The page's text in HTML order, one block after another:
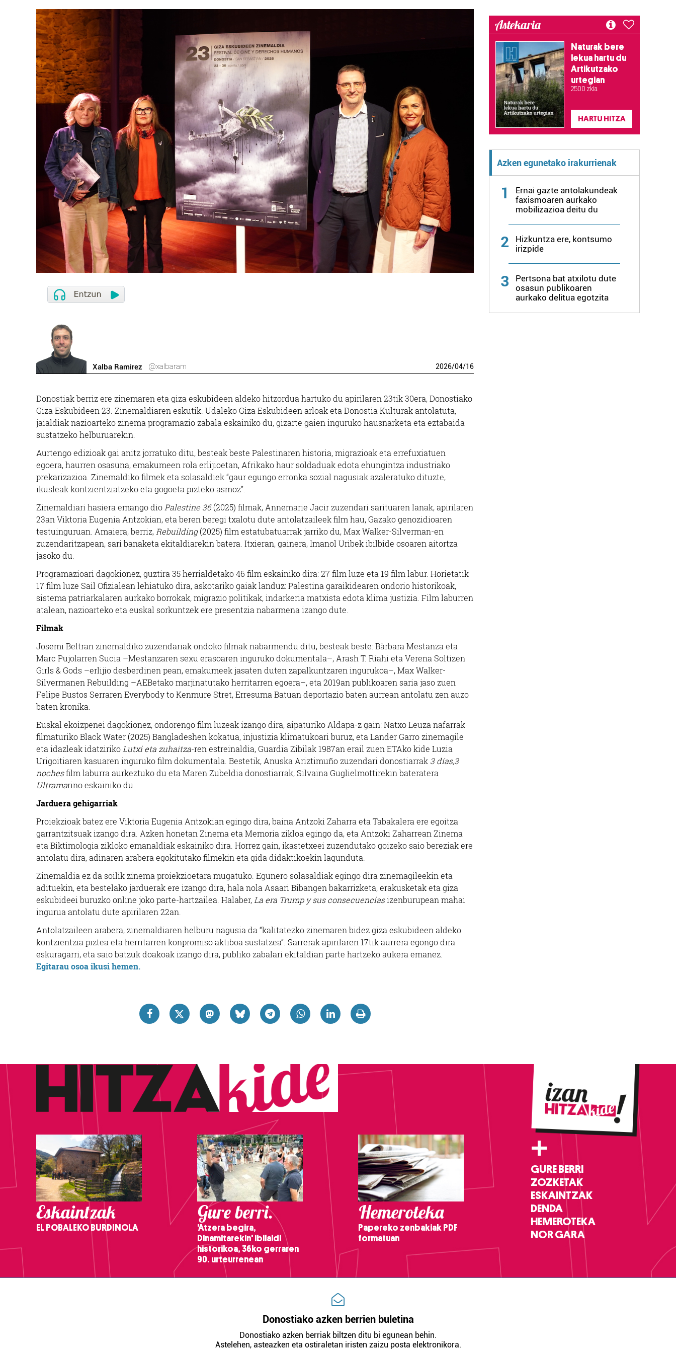
Xalba Ramirez @xalbaram 2026/04/16
Donostiak berriz ere zinemaren eta giza eskubideen aldeko hitzordua hartuko du apirilaren 23tik 30era, Donostiako
Giza Eskubideen 23. Zinemaldiaren eskutik. Udaleko Giza Eskubideen arloak eta Donostia Kulturak antolatuta,
jaialdiak nazioarteko zinema programazio zabala eskainiko du, gizarte gaien inguruko hausnarketa eta eztabaida
sustatzeko helburuarekin.
Aurtengo edizioak gai anitz jorratuko ditu, besteak beste Palestinaren historia, migrazioak eta errefuxiatuen
egoera, haurren osasuna, emakumeen rola erlijioetan, Afrikako haur soldaduak edota ehungintza industriako
prekarizazioa. Zinemaldiko filmek eta solasaldiek “gaur egungo erronka sozial nagusiak azaleratuko dituzte,
ikusleak kontzientziatzeko eta gogoeta pizteko asmoz”.
Zinemaldiari hasiera emango dio Palestine 36(2025) filmak, Annemarie Jacir zuzendari sarituaren lanak, apirilaren
23an Viktoria Eugenia Antzokian, eta beren beregi txalotu dute antolatzaileek film hau, Gazako genozidioaren
testuinguruan. Amaiera, berriz, Rebuilding(2025) film estatubatuarrak jarriko du,Max Walker-Silverman-en
zuzendaritzapean, sari banaketa ekitaldiarekin batera. Itxieran, gainera,Imanol Uribek ibilbide osoaren aitortza
jasoko du.
Programazioari dagokionez, guztira 35 herrialdetako 46 film eskainiko dira: 27 film luze eta 19 film labur. Horietatik
17 film luze Sail Ofizialean lehiatuko dira, askotariko gaiak landuz: Palestina garaikidearen ondorio historikoak,
sistema patriarkalaren aurkako borrokak, migrazio politikak, indarkeria matxista edota klima justizia. Film laburren
atalean, nazioarteko eta euskal sorkuntzek ere presentzia nabarmena izango dute.
Filmak
Josemi Beltran zinemaldiko zuzendariak ondoko filmak nabarmendu ditu, besteak beste: Bàrbara Mestanza eta
Marc Pujolarren Sucia –Mestanzaren sexu erasoaren inguruko dokumentala–, Arash T. Riahi eta Verena Soltizen
Girls & Gods –erlijio desberdinen pean, emakumeek jasaten duten zapalkuntzaren ingurukoa–, Max Walker-
Silvermanen Rebuilding –AEBetako marjinatutako herritarren egoera–, eta 2019an publikoaren saria jaso zuen
Felipe Bustos Serraren Everybody to Kenmure Stret, Erresuma Batuan deportazio baten aurrean antolatu zen auzo
baten kronika.
Euskal ekoizpenei dagokionez, ondorengo film luzeak izango dira, aipaturiko Aldapa-z gain: Natxo Leuza nafarrak
filmaturiko Black Water (2025) Bangladeshen kokatua, injustizia klimatukoari buruz, eta Lander Garro zinemagile
eta idazleak idatziriko Lutxi eta zuhaitza-ren estreinaldia, Guardia Zibilak 1987an erail zuen ETAko kide Luzia
Urigoitiaren kasuaren inguruko film dokumentala. Bestetik, Anuska Ariztimuño zuzendari donostiarrak 3 días,3
nochesfilm laburra aurkeztuko du eta Maren Zubeldia donostiarrak, Silvaina Guglielmottirekin bateratera
Ultramarino eskainiko du.
Jarduera gehigarriak
Proiekzioak batez ere Viktoria Eugenia Antzokian egingo dira, baina Antzoki Zaharra eta Tabakalera ere egoitza
garrantzitsuak izango dira. Azken honetan Zinema eta Memoria zikloa egingo da, eta Antzoki Zaharrean Zinema
eta Biktimologia zikloko emanaldiak eskainiko dira. Horrez gain, ikastetxeei zuzendutako goizeko saio bereziak ere
antolatu dira, adinaren arabera egokitutako filmekin eta gida didaktikoekin lagunduta.
Zinemaldia ez da soilik zinema proiekzioetara mugatuko. Egunero solasaldiak egingo dira zinemagileekin eta
adituekin, eta bestelako jarduerak ere izango dira, hala nola Asaari Bibangen bakarrizketa, erakusketak eta giza
eskubideei buruzko online joko parte-hartzailea. Halaber, La era Trump y sus consecuenciasizenburupean mahai
ingurua antolatu dute apirilaren 22an.
Antolatzaileen arabera, zinemaldiaren helburu nagusia da “kalitatezko zinemaren bidez giza eskubideen aldeko
kontzientzia piztea eta herritarren konpromiso aktiboa sustatzea”. Sarrerak apirilaren 17tik aurrera egongo dira
eskuragarri, eta saio batzuk doakoak izango dira, publiko zabalari ekitaldian parte hartzeko aukera emanez.
Egitarau osoa ikusi hemen.
Astekaria
Naturak bere
lekua hartu du
Artikutzako
urtegian
2.500 zkia.
HARTU HITZA
Azken egunetako irakurrienak
1
Ernai gazte antolakundeak
faxismoaren aurkako
mobilizazioa deitu du
2
Hizkuntza ere, kontsumo
irizpide
3
Pertsona bat atxilotu dute
osasun publikoaren
aurkako delitua egotzita
Eskaintzak
EL POBALEKO BURDINOLA
Gure berri.
'Atzera begira,
Dinamitarekin' ibilaldi
historikoa, 36ko gerraren
90. urteurrenean
Hemeroteka
Papereko zenbakiak PDF
formatuan
+
GURE BERRI
ZOZKETAK
ESKAINTZAK
DENDA
HEMEROTEKA
NOR GARA
Donostiako azken berrien buletina
Donostiako azken berriak biltzen ditu bi egunean behin.
Astelehen, asteazken eta ostiraletan iristen zaizu posta elektronikora.